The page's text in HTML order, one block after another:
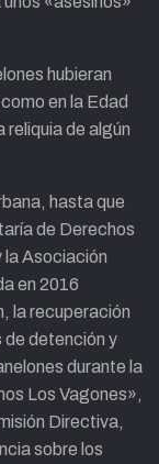
hubieran
en la Edad
de algún
hasta que
de Derechos
la Asociación
en 2016
la recuperación
de detención y
durante la
Los Vagones»,
Directiva,
sobre los